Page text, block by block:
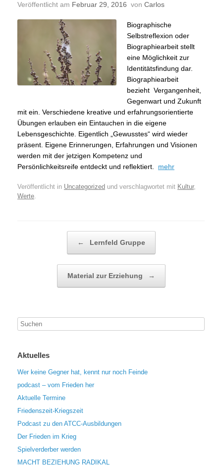
Veröffentlicht am Februar 29, 2016 von Carlos
Biographische
Selbstreflexion oder
Biographiearbeit stellt
eine Möglichkeit zur
Identitätsfindung dar.
Biographiearbeit
bezieht Vergangenheit,
Gegenwart und Zukunft
mit ein. Verschiedene kreative und erfahrungsorientierte
Übungen erlauben ein Eintauchen in die eigene
Lebensgeschichte. Eigentlich „Gewusstes“ wird wieder
präsent. Eigene Erinnerungen, Erfahrungen und Visionen
werden mit der jetzigen Kompetenz und
Persönlichkeitsreife entdeckt und reflektiert. mehr
Veröffentlicht in Uncategorized und verschlagwortet mit Kultur,
Werte
← Lernfeld Gruppe
Material zur Erziehung →
Aktuelles
Wer keine Gegner hat, kennt nur noch Feinde
podcast – vom Frieden her
Aktuelle Termine
Friedenszeit-Kriegszeit
Podcast zu den ATCC-Ausbildungen
Der Frieden im Krieg
Spielverderber werden
MACHT BEZIEHUNG RADIKAL